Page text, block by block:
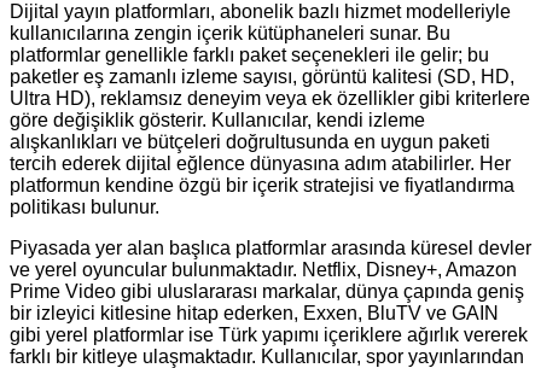
Dijital yayın platformları, abonelik bazlı hizmet modelleriyle
kullanıcılarına zengin içerik kütüphaneleri sunar. Bu
platformlar genellikle farklı paket seçenekleri ile gelir; bu
paketler eş zamanlı izleme sayısı, görüntü kalitesi (SD, HD,
Ultra HD), reklamsız deneyim veya ek özellikler gibi kriterlere
göre değişiklik gösterir. Kullanıcılar, kendi izleme
alışkanlıkları ve bütçeleri doğrultusunda en uygun paketi
tercih ederek dijital eğlence dünyasına adım atabilirler. Her
platformun kendine özgü bir içerik stratejisi ve fiyatlandırma
politikası bulunur.
Piyasada yer alan başlıca platformlar arasında küresel devler
ve yerel oyuncular bulunmaktadır. Netflix, Disney+, Amazon
Prime Video gibi uluslararası markalar, dünya çapında geniş
bir izleyici kitlesine hitap ederken, Exxen, BluTV ve GAIN
gibi yerel platformlar ise Türk yapımı içeriklere ağırlık vererek
farklı bir kitleye ulaşmaktadır. Kullanıcılar, spor yayınlarından